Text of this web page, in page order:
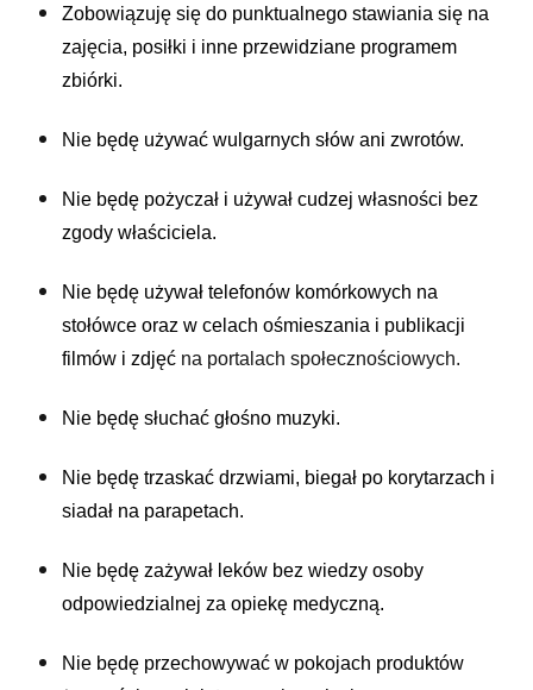
Zobowiązuję się do punktualnego stawiania się na
zajęcia, posiłki i inne przewidziane programem
zbiórki.
Nie będę używać wulgarnych słów ani zwrotów.
Nie będę pożyczał i używał cudzej własności bez
zgody właściciela.
Nie będę używał telefonów komórkowych na
stołówce oraz w celach ośmieszania i publikacji
filmów i zdjęć na portalach społecznościowych.
Nie będę słuchać głośno muzyki.
Nie będę trzaskać drzwiami, biegał po korytarzach i
siadał na parapetach.
Nie będę zażywał leków bez wiedzy osoby
odpowiedzialnej za opiekę medyczną.
Nie będę przechowywać w pokojach produktów